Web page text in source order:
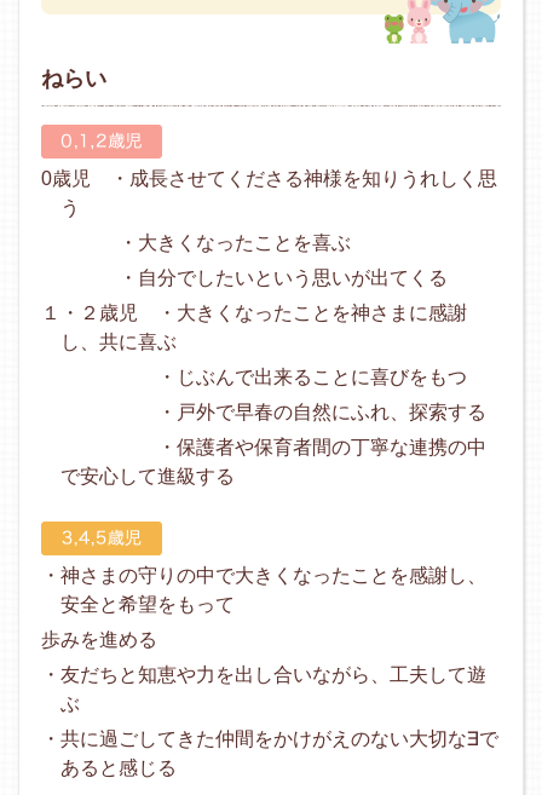
ねらい
0歳児 ・成長させてくださる神様を知りうれしく思
う
・大きくなったことを喜ぶ
・自分でしたいという思いが出てくる
１・２歳児 ・大きくなったことを神さまに感謝
し、共に喜ぶ
・じぶんで出来ることに喜びをもつ
・戸外で早春の自然にふれ、探索する
・保護者や保育者間の丁寧な連携の中
で安心して進級する
・神さまの守りの中で大きくなったことを感謝し、
安全と希望をもって
歩みを進める
・友だちと知恵や力を出し合いながら、工夫して遊
ぶ
・共に過ごしてきた仲間をかけがえのない大切な∃で
あると感じる